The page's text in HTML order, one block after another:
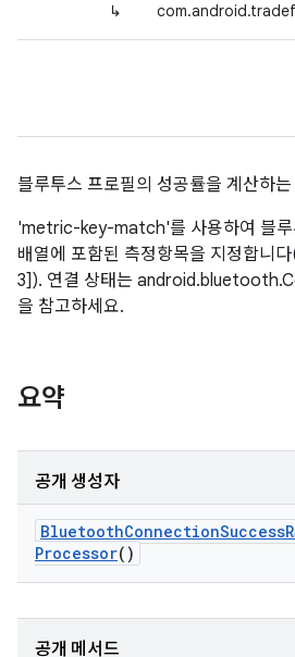
↳
블루투스 프로필의 성공률을 계산하
'metric-key-match'를 사용하여 블루
배열에 포함된 측정항목을 지정합니
3]). 연결 상태는
을 참고하세요.
요약
공개 생성자
BluetoothConnectionSuccess
Processor()
공개 메서드